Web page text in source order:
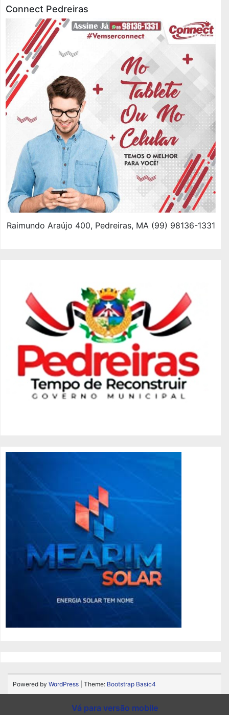
Connect Pedreiras
Raimundo Araújo 400, Pedreiras, MA (99) 98136-1331
Powered by WordPress | Theme: Bootstrap Basic4
Vá para versão mobile